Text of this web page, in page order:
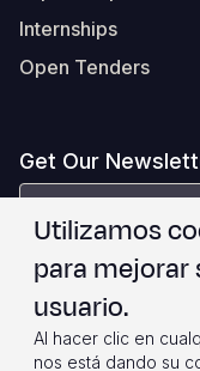
Internships
Open Tenders
Get Our
correo
electrónico
Estoy de
Footer
Privacy Policy
Utilizamos
para mejorar
usuario.
Al hacer clic en
nos está dando su